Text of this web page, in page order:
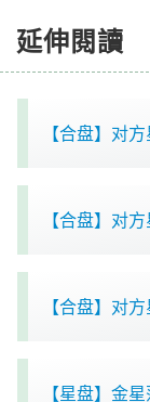
延伸閱讀
【合盘】对
【合盘】对
【合盘】对
【星盘】金